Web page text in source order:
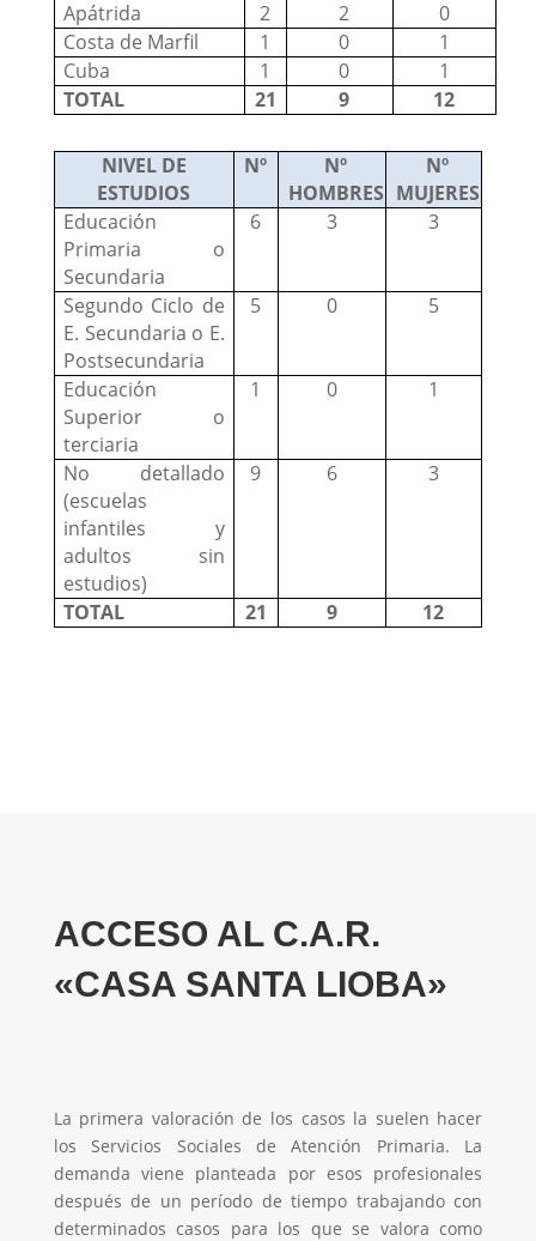
Apátrida 2 2
0
Costa de Marfil
1 0
1
Cuba
1 0
1
TOTAL
21 9 12
NIVEL DE
ESTUDIOS
Nº
Nº
HOMBRES
Nº
MUJERES
Educación
Primaria o
Secundaria
6 3 3
Segundo Ciclo de
E. Secundaria o E.
Postsecundaria
5 0 5
Educación
Superior o
terciaria
1 0 1
No detallado
(escuelas
infantiles y
adultos sin
estudios)
9 6 3
TOTAL 21 9 12
ACCESO AL C.A.R.
«CASA SANTA LIOBA»
La primera valoración de los casos la suelen hacer
los Servicios Sociales de Atención Primaria. La
demanda viene planteada por esos profesionales
después de un período de tiempo trabajando con
determinados casos para los que se valora como